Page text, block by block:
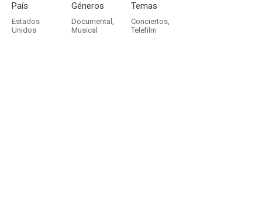
País
Estados
Unidos
Géneros
Documental ,
Musical
Temas
Conciertos,
Telefilm